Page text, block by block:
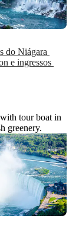
do Niágara
e ingressos
tour boat in
greenery.